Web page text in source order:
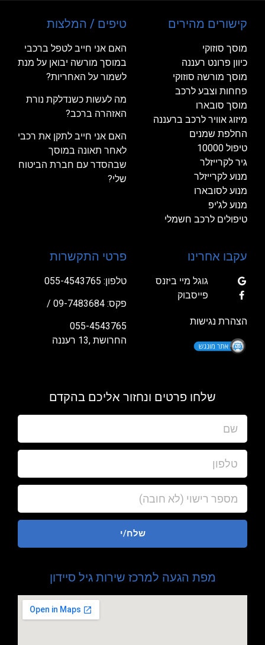
קישורים מהירים
מוסך סוזוקי
כיוון פרונט רעננה
מוסך מורשה סוזוקי
פחחות וצבע לרכב
מוסך סובארו
מיזוג אוויר לרכב ברעננה
החלפת שמנים
טיפול 10000
גיר לקרייזלר
מנוע לקרייזלר
מנוע לסובארו
מנוע לג'יפ
טיפולים לרכב חשמלי
טיפים / המלצות
האם אני חייב לטפל ברכבי
במוסך מורשה יבואן על מנת
לשמור על האחריות?
מה לעשות כשנדלקת נורת
האזהרה ברכב?
האם אני חייב לתקן את רכבי
לאחר תאונה במוסך
שבהסדר עם חברת הביטוח
שלי?
עקבו אחרינו
גוגל מיי ביזנס
פייסבוק
הצהרת נגישות
פרטי התקשרות
טלפון: 055-4543765
פקס: 09-7483684 /
055-4543765
החרושת ,13 רעננה
שלחו פרטים ונחזור אליכם בהקדם
שלח/י
מפת הגעה למרכז שירות גיל סיידון